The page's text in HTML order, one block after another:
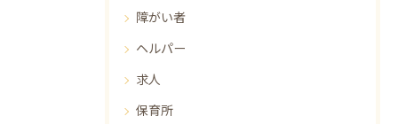
障がい者
ヘルパー
求人
保育所